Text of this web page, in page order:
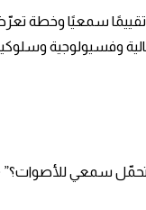
سمعي للأصوات؟”